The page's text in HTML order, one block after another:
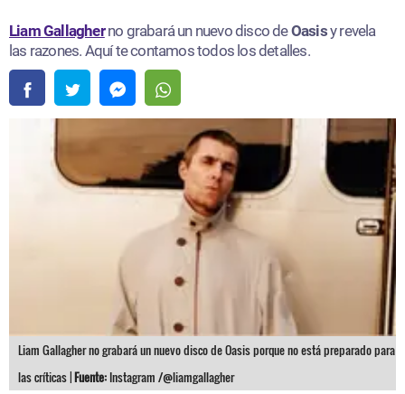
Liam Gallagherno grabará un nuevo disco deOasisy revela
las razones. Aquí te contamos todos los detalles.
Liam Gallagher no grabará un nuevo disco de Oasis porque no está preparado para
las críticas |Fuente: Instagram /@liamgallagher